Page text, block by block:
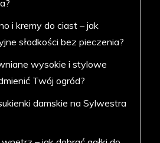
i kremy do ciast – jak
słodkości bez pieczenia?
wysokie i stylowe
Twój ogród?
damskie na Sylwestra